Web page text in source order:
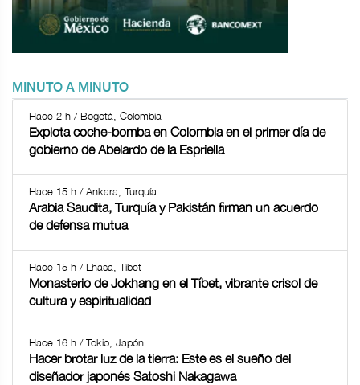
MINUTO A MINUTO
Hace 2 h / Bogotá, Colombia
Explota coche-bomba en Colombia en el primer día de
gobierno de Abelardo de la Espriella
Hace 15 h / Ankara, Turquía
Arabia Saudita, Turquía y Pakistán firman un acuerdo
de defensa mutua
Hace 15 h / Lhasa, Tíbet
Monasterio de Jokhang en el Tíbet, vibrante crisol de
cultura y espiritualidad
Hace 16 h / Tokio, Japón
Hacer brotar luz de la tierra: Este es el sueño del
diseñador japonés Satoshi Nakagawa